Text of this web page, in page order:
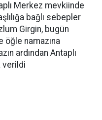
Merkez mevkiinde
bağlı sebepler
Girgin, bugün
öğle namazına
ardından Antaplı
verildi